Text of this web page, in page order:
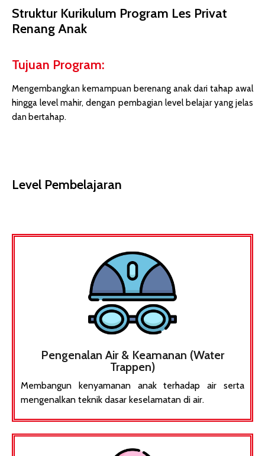
Struktur Kurikulum Program Les Privat
Renang Anak
Tujuan Program:
Mengembangkan kemampuan berenang anak dari tahap awal
hingga level mahir, dengan pembagian level belajar yang jelas
dan bertahap.
Level Pembelajaran
Pengenalan Air & Keamanan (Water
Trappen)
Membangun kenyamanan anak terhadap air serta
mengenalkan teknik dasar keselamatan di air.